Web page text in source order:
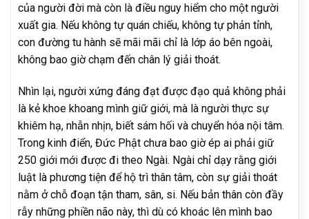
của người đời mà còn là điều nguy hiểm cho một người
xuất gia. Nếu không tự quán chiếu, không tự phản tỉnh,
con đường tu hành sẽ mãi mãi chỉ là lớp áo bên ngoài,
không bao giờ chạm đến chân lý giải thoát.
Nhìn lại, người xứng đáng đạt được đạo quả không phải
là kẻ khoe khoang mình giữ giới, mà là người thực sự
khiêm hạ, nhẫn nhịn, biết sám hối và chuyển hóa nội tâm.
Trong kinh điển, Đức Phật chưa bao giờ ép ai phải giữ
250 giới mới được đi theo Ngài. Ngài chỉ dạy rằng giới
luật là phương tiện để hộ trì thân tâm, còn sự giải thoát
nằm ở chỗ đoạn tận tham, sân, si. Nếu bản thân còn đầy
rẫy những phiền não này, thì dù có khoác lên mình bao